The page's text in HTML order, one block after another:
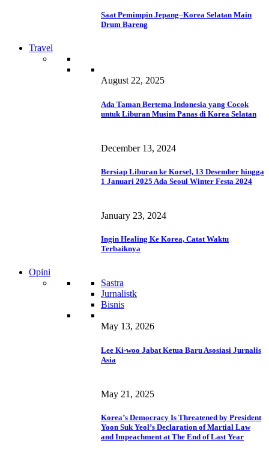
Saat Pemimpin Jepang–Korea Selatan Main
Drum Bareng
Travel
August 22, 2025
Ada Taman Bertema Indonesia yang Cocok
untuk Liburan Musim Panas di Korea Selatan
December 13, 2024
Bersiap Liburan ke Korsel, 13 Desember hingga
1 Januari 2025 Ada Seoul Winter Festa 2024
January 23, 2024
Ingin Healing Ke Korea, Catat Waktu
Terbaiknya
Opini
Sastra
Jurnalistk
Bisnis
May 13, 2026
Lee Ki-woo Jabat Ketua Baru Asosiasi Jurnalis
Asia
May 21, 2025
Korea’s Democracy Is Threatened by President
Yoon Suk Yeol’s Declaration of Martial Law
and Impeachment at The End of Last Year